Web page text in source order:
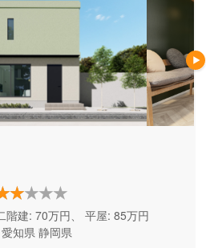
階建: 70万円、 平屋: 85万円
愛知県 静岡県